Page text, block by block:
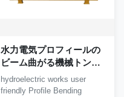
水力電気プロフィールの
ビーム曲がる機械トンネ
ルの建設用機器
hydroelectric works user
friendly Profile Bending